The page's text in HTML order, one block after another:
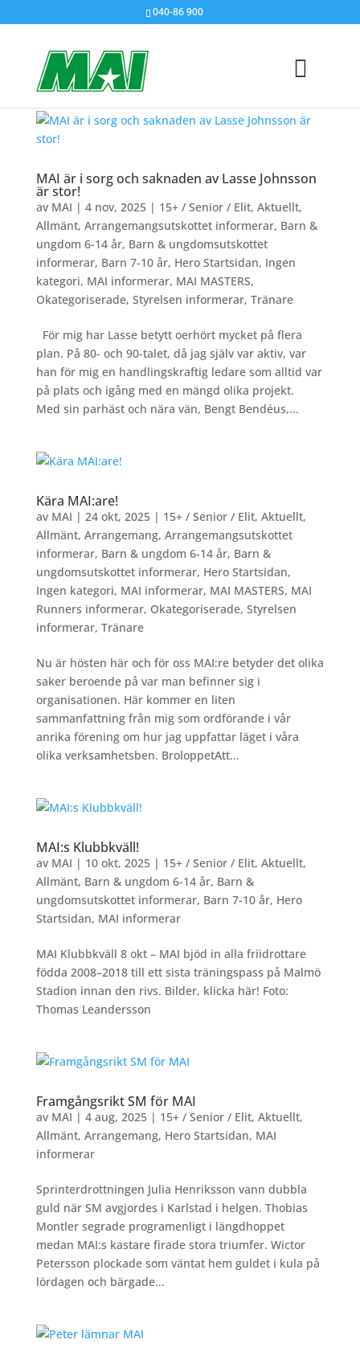
040-86 900
MAI är i sorg och saknaden av Lasse Johnsson
är stor!
av MAI | 4 nov, 2025| 15+ / Senior / Elit, Aktuellt,
Allmänt, Arrangemangsutskottet informerar, Barn &
ungdom 6-14 år, Barn & ungdomsutskottet
informerar, Barn 7-10 år, Hero Startsidan, Ingen
kategori, MAI informerar, MAI MASTERS,
Okategoriserade, Styrelsen informerar, Tränare
För mig har Lasse betytt oerhört mycket på flera
plan. På 80- och 90-talet, då jag själv var aktiv, var
han för mig en handlingskraftig ledare som alltid var
på plats och igång med en mängd olika projekt.
Med sin parhäst och nära vän, Bengt Bendéus,...
Kära MAI:are!
av MAI | 24 okt, 2025| 15+ / Senior / Elit, Aktuellt,
Allmänt, Arrangemang, Arrangemangsutskottet
informerar, Barn & ungdom 6-14 år, Barn &
ungdomsutskottet informerar, Hero Startsidan,
Ingen kategori, MAI informerar, MAI MASTERS, MAI
Runners informerar, Okategoriserade, Styrelsen
informerar, Tränare
Nu är hösten här och för oss MAI:re betyder det olika
saker beroende på var man befinner sig i
organisationen. Här kommer en liten
sammanfattning från mig som ordförande i vår
anrika förening om hur jag uppfattar läget i våra
olika verksamhetsben. BroloppetAtt...
MAI:s Klubbkväll!
av MAI | 10 okt, 2025| 15+ / Senior / Elit, Aktuellt,
Allmänt, Barn & ungdom 6-14 år, Barn &
ungdomsutskottet informerar, Barn 7-10 år, Hero
Startsidan, MAI informerar
MAI Klubbkväll 8 okt – MAI bjöd in alla friidrottare
födda 2008–2018 till ett sista träningspass på Malmö
Stadion innan den rivs. Bilder, klicka här! Foto:
Thomas Leandersson
Framgångsrikt SM för MAI
av MAI | 4 aug, 2025| 15+ / Senior / Elit, Aktuellt,
Allmänt, Arrangemang, Hero Startsidan, MAI
informerar
Sprinterdrottningen Julia Henriksson vann dubbla
guld när SM avgjordes i Karlstad i helgen. Thobias
Montler segrade programenligt i längdhoppet
medan MAI:s kastare firade stora triumfer. Wictor
Petersson plockade som väntat hem guldet i kula på
lördagen och bärgade...